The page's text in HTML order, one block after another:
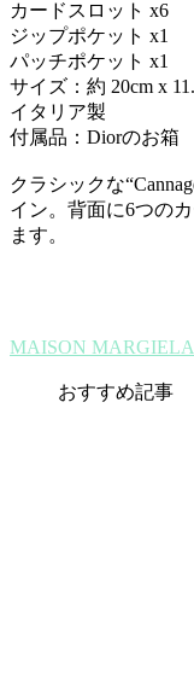
カードスロット x6
ジップポケット x1
パッチポケット x1
サイズ：約 20cm x
イタリア製
付属品：Diorのお箱
クラシックな
イン。背面に6つの
ます。
MAISON
おすすめ記事